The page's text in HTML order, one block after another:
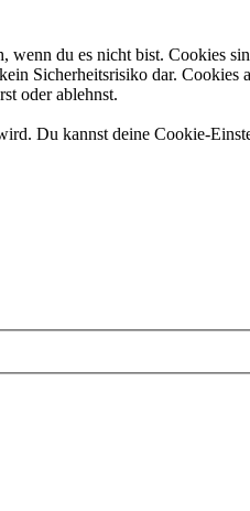
du es nicht bist. Cookies
Sicherheitsrisiko dar. Cookies
oder ablehnst.
Du kannst deine Cookie-